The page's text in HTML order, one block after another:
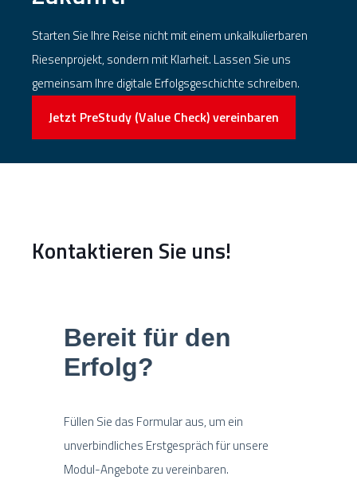
Starten Sie Ihre Reise nicht mit einem unkalkulierbaren
Riesenprojekt, sondern mit Klarheit. Lassen Sie uns
gemeinsam Ihre digitale Erfolgsgeschichte schreiben.
Jetzt PreStudy (Value Check) vereinbaren
Kontaktieren Sie uns!
Bereit für den
Erfolg?
Füllen Sie das Formular aus, um ein
unverbindliches Erstgespräch für unsere
Modul-Angebote zu vereinbaren.